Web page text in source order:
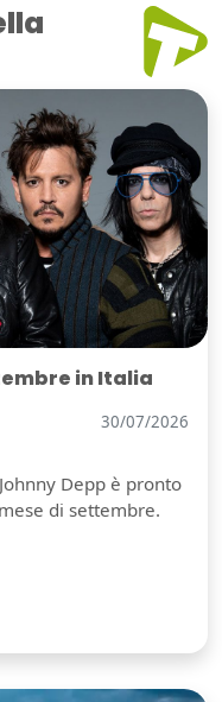
in Italia
30/07/2026
Depp è pronto
di settembre.